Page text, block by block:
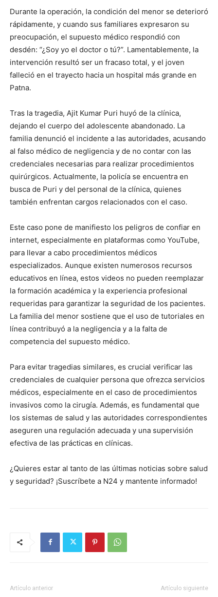
Durante la operación, la condición del menor se deterioró
rápidamente, y cuando sus familiares expresaron su
preocupación, el supuesto médico respondió con
desdén: “¿Soy yo el doctor o tú?”. Lamentablemente, la
intervención resultó ser un fracaso total, y el joven
falleció en el trayecto hacia un hospital más grande en
Patna.
Tras la tragedia, Ajit Kumar Puri huyó de la clínica,
dejando el cuerpo del adolescente abandonado. La
familia denunció el incidente a las autoridades, acusando
al falso médico de negligencia y de no contar con las
credenciales necesarias para realizar procedimientos
quirúrgicos. Actualmente, la policía se encuentra en
busca de Puri y del personal de la clínica, quienes
también enfrentan cargos relacionados con el caso.
Este caso pone de manifiesto los peligros de confiar en
internet, especialmente en plataformas como YouTube,
para llevar a cabo procedimientos médicos
especializados. Aunque existen numerosos recursos
educativos en línea, estos videos no pueden reemplazar
la formación académica y la experiencia profesional
requeridas para garantizar la seguridad de los pacientes.
La familia del menor sostiene que el uso de tutoriales en
línea contribuyó a la negligencia y a la falta de
competencia del supuesto médico.
Para evitar tragedias similares, es crucial verificar las
credenciales de cualquier persona que ofrezca servicios
médicos, especialmente en el caso de procedimientos
invasivos como la cirugía. Además, es fundamental que
los sistemas de salud y las autoridades correspondientes
aseguren una regulación adecuada y una supervisión
efectiva de las prácticas en clínicas.
¿Quieres estar al tanto de las últimas noticias sobre salud
y seguridad? ¡Suscríbete a N24 y mantente informado!
Artículo anterior Artículo siguiente